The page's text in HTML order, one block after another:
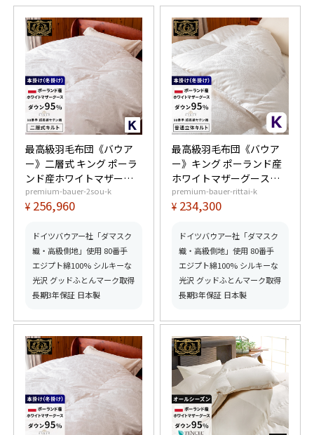
最高級羽毛布団《バウア
ー》二層式 キング ポーラ
ンド産ホワイトマザーグ
ースダウン95% (440dp以
上) 羽毛量2.2kg 【6つ星
得】【グッドふとんマー
ク取得】
premium-bauer-2sou-k
¥ 256,960
ドイツバウアー社「ダマスク
織・高級側地」使用 80番手
エジプト綿100% シルキーな
光沢 グッドふとんマーク取得
長期3年保証 日本製
最高級羽毛布団《バウア
ー》キング ポーランド産
ホワイトマザーグースダ
ウン95% (440dp以上) 羽
毛量2.0kg 【6つ星プレミ
ッドふとんマーク取得】
premium-bauer-rittai-k
¥ 234,300
ドイツバウアー社「ダマスク
織・高級側地」使用 80番手
エジプト綿100% シルキーな
光沢 グッドふとんマーク取得
長期3年保証 日本製